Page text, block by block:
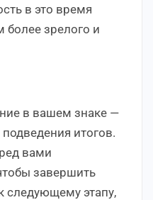
в это время
более зрелого и
в вашем знаке —
итогов.
вами
завершить
следующему этапу,